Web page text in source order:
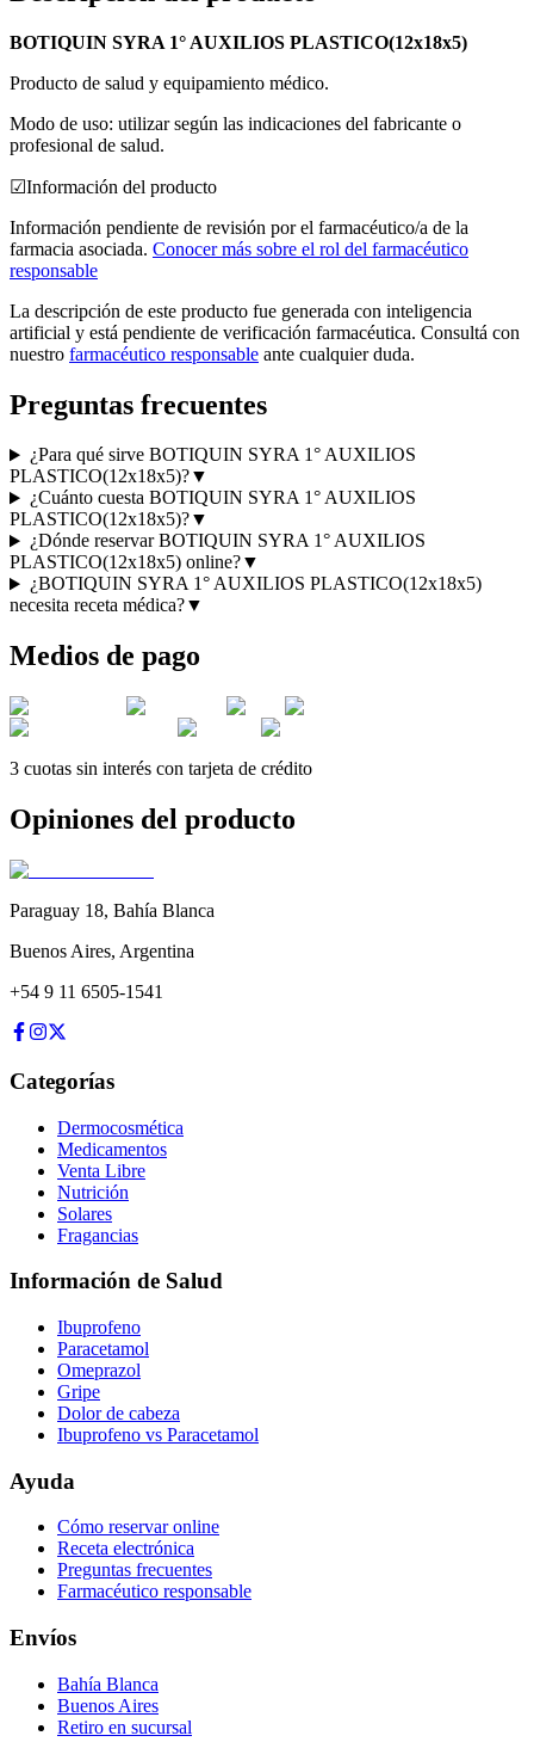
BOTIQUIN SYRA 1° AUXILIOS PLASTICO(12x18x5)
Producto de salud y equipamiento médico.
Modo de uso: utilizar según las indicaciones del fabricante o
profesional de salud.
☑Información del producto
Información pendiente de revisión por el farmacéutico/a de la
farmacia asociada. Conocer más sobre el rol del farmacéutico
responsable
La descripción de este producto fue generada con inteligencia
artificial y está pendiente de verificación farmacéutica. Consultá con
nuestro farmacéutico responsable ante cualquier duda.
Preguntas frecuentes
¿Para qué sirve BOTIQUIN SYRA 1° AUXILIOS
PLASTICO(12x18x5)?▼
¿Cuánto cuesta BOTIQUIN SYRA 1° AUXILIOS
PLASTICO(12x18x5)?▼
¿Dónde reservar BOTIQUIN SYRA 1° AUXILIOS
PLASTICO(12x18x5) online?▼
¿BOTIQUIN SYRA 1° AUXILIOS PLASTICO(12x18x5)
necesita receta médica?▼
Medios de pago
3 cuotas sin interés con tarjeta de crédito
Opiniones del producto
Paraguay 18, Bahía Blanca
Buenos Aires, Argentina
+54 9 11 6505-1541
Categorías
Dermocosmética
Medicamentos
Venta Libre
Nutrición
Solares
Fragancias
Información de Salud
Ibuprofeno
Paracetamol
Omeprazol
Gripe
Dolor de cabeza
Ibuprofeno vs Paracetamol
Ayuda
Cómo reservar online
Receta electrónica
Preguntas frecuentes
Farmacéutico responsable
Envíos
Bahía Blanca
Buenos Aires
Retiro en sucursal